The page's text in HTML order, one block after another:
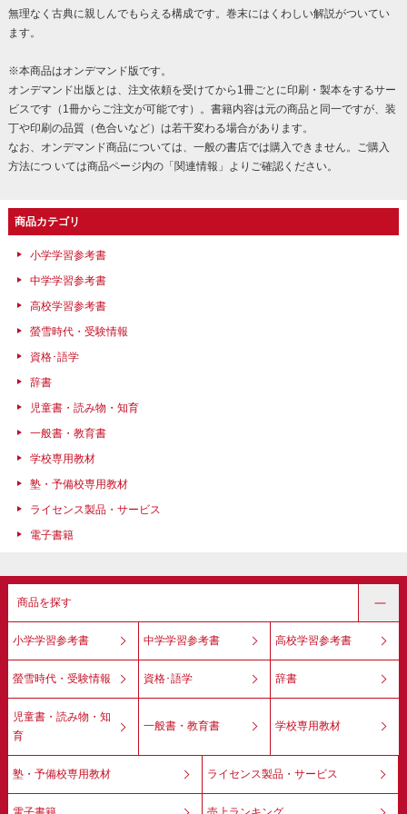
無理なく古典に親しんでもらえる構成です。巻末にはくわしい解説がついてい
ます。
※本商品はオンデマンド版です。
オンデマンド出版とは、注文依頼を受けてから1冊ごとに印刷・製本をするサー
ビスです（1冊からご注文が可能です）。書籍内容は元の商品と同一ですが、装
丁や印刷の品質（色合いなど）は若干変わる場合があります。
なお、オンデマンド商品については、一般の書店では購入できません。ご購入
方法につ いては商品ページ内の「関連情報」よりご確認ください。
商品カテゴリ
小学学習参考書
中学学習参考書
高校学習参考書
螢雪時代・受験情報
資格･語学
辞書
児童書・読み物・知育
一般書・教育書
学校専用教材
塾・予備校専用教材
ライセンス製品・サービス
電子書籍
商品を探す
小学学習参考書 中学学習参考書 高校学習参考書
螢雪時代・受験情報 資格･語学 辞書
児童書・読み物・知
育
一般書・教育書 学校専用教材
塾・予備校専用教材 ライセンス製品・サービス